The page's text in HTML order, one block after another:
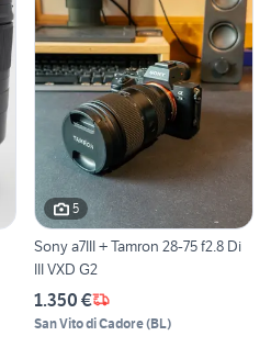
5
Sony a7III + Tamron 28-75 f2.8 Di
III VXD G2
1.350 €
San Vito di Cadore(BL)